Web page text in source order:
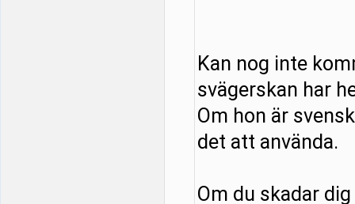
Kan nog inte
svägerskan har
Om hon är
det att använda.
Om du skadar